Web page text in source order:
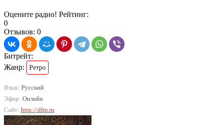
Оцените радио! Рейтинг:
0
Отзывов: 0
Битрейт:
Жанр:
Ретро
Язык: Русский
Эфир: Онлайн
Сайт: http://dfm.ru